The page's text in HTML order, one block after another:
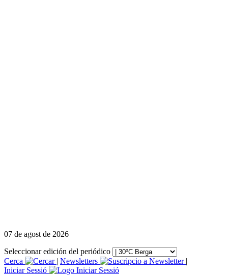
07 de agost de 2026
Seleccionar edición del periódico
Cerca
| Newsletters
|
Iniciar Sessió